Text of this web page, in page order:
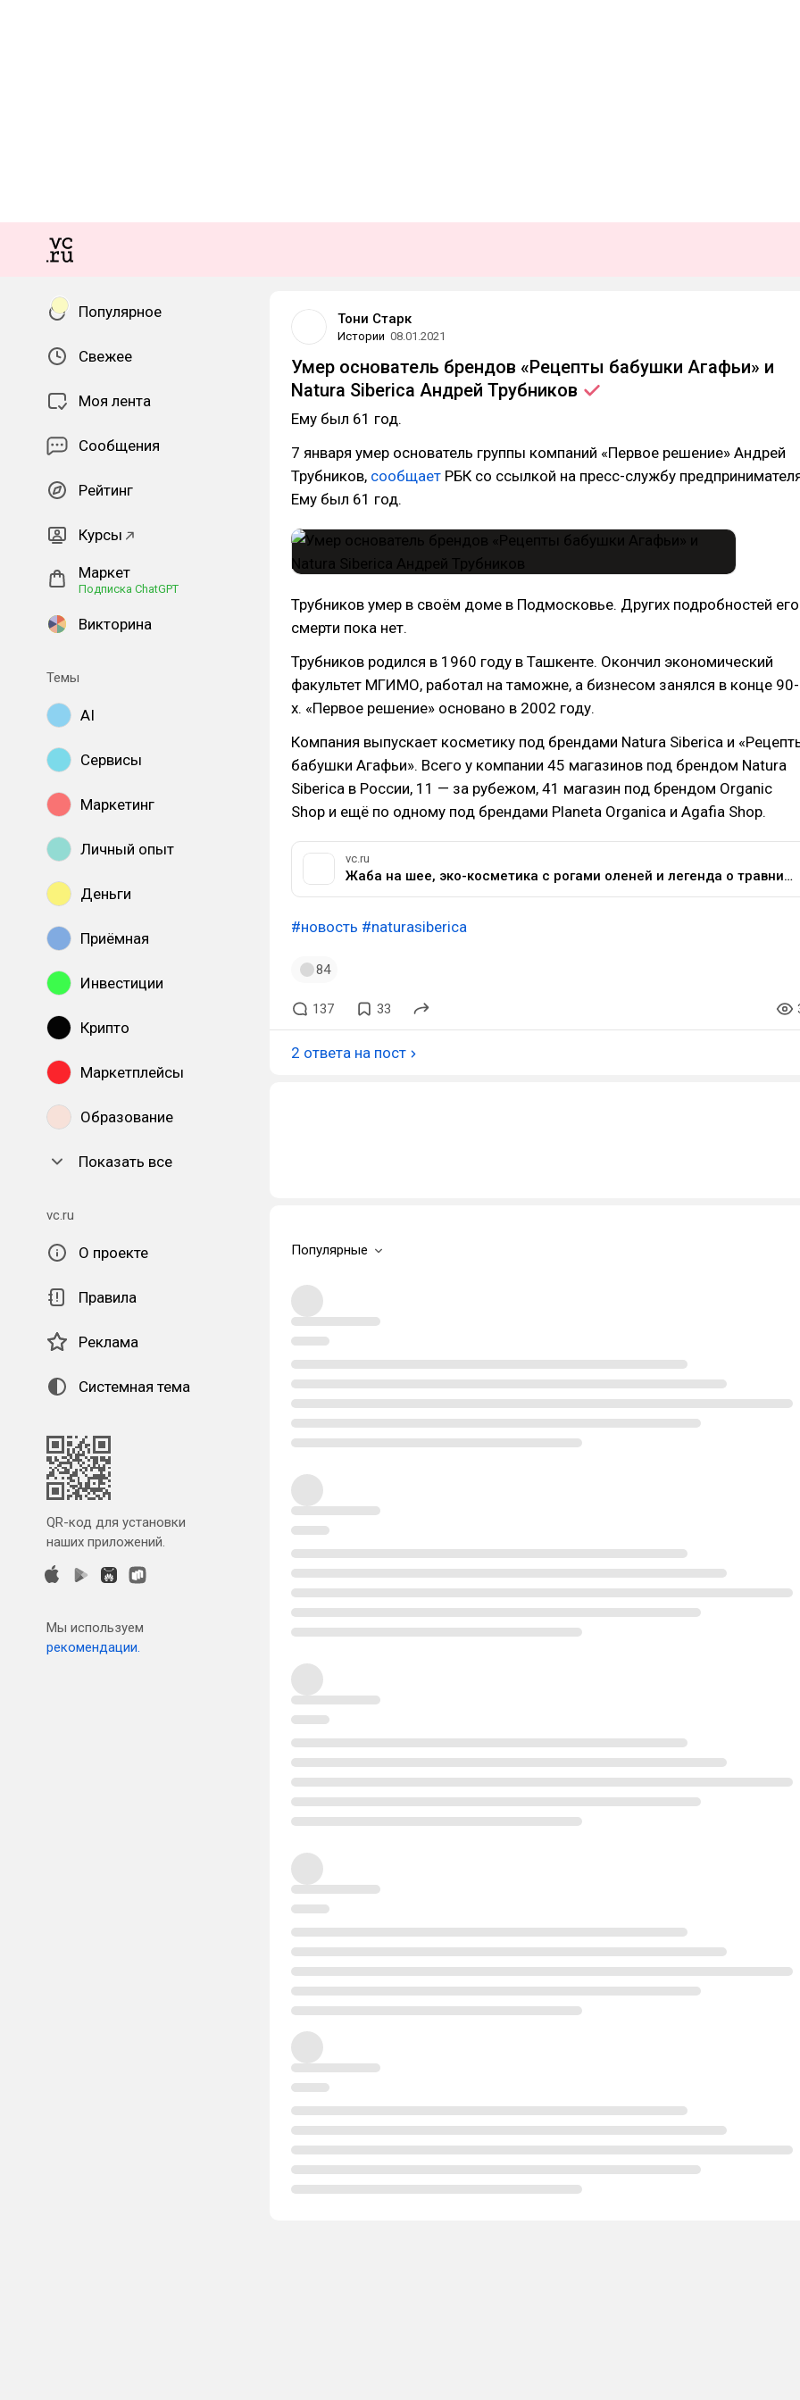
Популярное
Свежее
Моя лента
Сообщения
Рейтинг
Курсы
Маркет
Подписка ChatGPT
Викторина
Темы
AI
Сервисы
Маркетинг
Личный опыт
Деньги
Приёмная
Инвестиции
Крипто
Маркетплейсы
Образование
Показать все
vc.ru
О проекте
Правила
Реклама
Системная тема
QR-код для установки
наших приложений.
Мы используем
рекомендации.
Тони Старк
Истории 08.01.2021
Умер основатель брендов «Рецепты бабушки Агафьи» и
Natura Siberica Андрей Трубников
Ему был 61 год.
7 января умер основатель группы компаний «Первое решение» Андрей
Трубников, сообщает РБК со ссылкой на пресс-службу
Ему был 61 год.
Трубников умер в своём доме в Подмосковье. Других подробностей его
смерти пока нет.
Трубников родился в 1960 году в Ташкенте. Окончил экономический
факультет МГИМО, работал на таможне, а бизнесом занялся в конце 90-
х. «Первое решение» основано в 2002 году.
Компания выпускает косметику под брендами Natura Siberica и
бабушки Агафьи». Всего у компании 45 магазинов под брендом Natura
Siberica в России, 11 — за рубежом, 41 магазин под брендом Organic
Shop и ещё по одному под брендами Planeta Organica и Agafia Shop.
vc.ru
Жаба на шее, эко-косметика с рогами оленей и легенда о травнице: чем известен владелец Natura Siberica Андрей Трубников — Торговля на vc.ru
#новость #naturasiberica
84
137 33
2 ответа на пост
Популярные